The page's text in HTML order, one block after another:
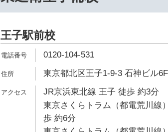
王子駅前校
0120-104-531
東京都北区王子1-9-3 石神ビル6F
JR京浜東北線 王子 徒歩 約3分
東京さくらトラム（都電荒川線
歩 約6分